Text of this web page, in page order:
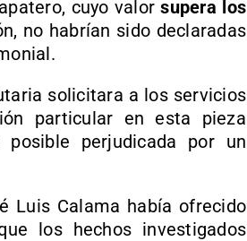
cuyo valorsupera los
no habrían sido declaradas
solicitara a los servicios
particular en esta pieza
perjudicada por un
Luis Calama había ofrecido
los hechos investigados